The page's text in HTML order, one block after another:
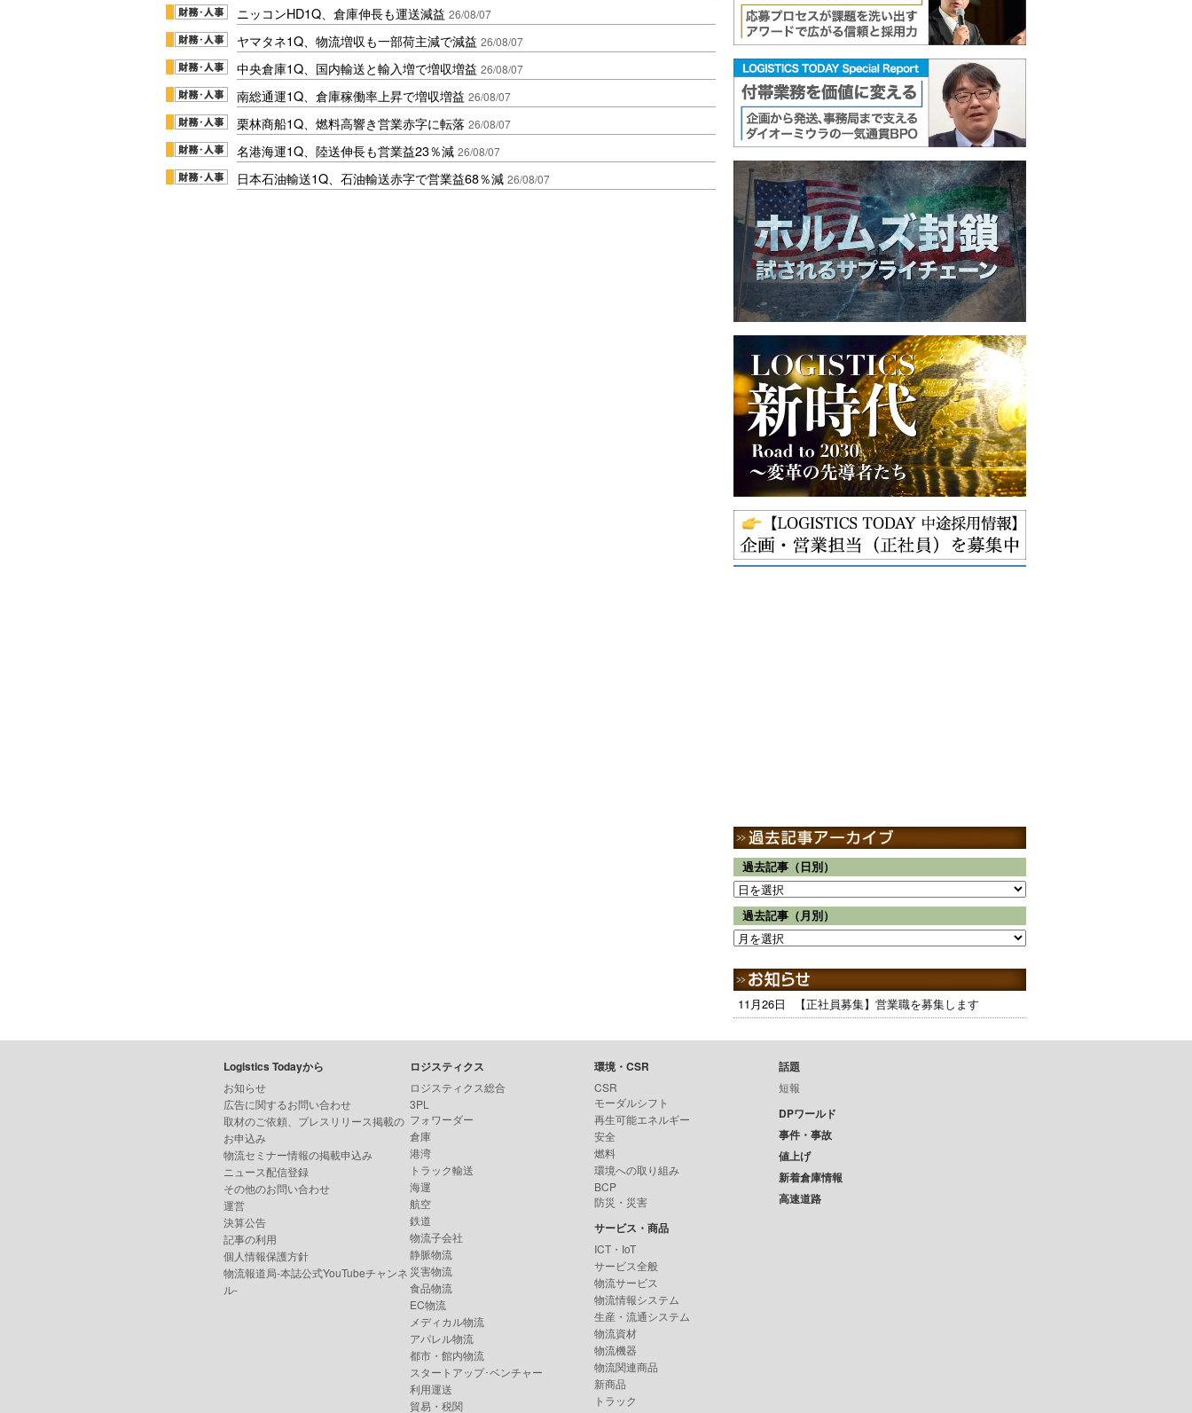
ニッコンHD1Q、倉庫伸長も運送減益 26/08/07
ヤマタネ1Q、物流増収も一部荷主減で減益 26/08/07
中央倉庫1Q、国内輸送と輸入増で増収増益 26/08/07
南総通運1Q、倉庫稼働率上昇で増収増益 26/08/07
栗林商船1Q、燃料高響き営業赤字に転落 26/08/07
名港海運1Q、陸送伸長も営業益23％減 26/08/07
日本石油輸送1Q、石油輸送赤字で営業益68％減 26/08/07
過去記事（日別）
過去記事（月別）
11月26日 【正社員募集】営業職を募集します
Logistics Todayから
お知らせ
広告に関するお問い合わせ
取材のご依頼、プレスリリース掲載の
お申込み
物流セミナー情報の掲載申込み
ニュース配信登録
その他のお問い合わせ
運営
決算公告
記事の利用
個人情報保護方針
物流報道局-本誌公式YouTubeチャンネ
ル-
ロジスティクス
ロジスティクス総合
3PL
フォワーダー
倉庫
港湾
トラック輸送
海運
航空
鉄道
物流子会社
静脈物流
災害物流
食品物流
EC物流
メディカル物流
アパレル物流
都市・館内物流
スタートアップ･ベンチャー
利用運送
貿易・税関
環境・CSR
CSR
モーダルシフト
再生可能エネルギー
安全
燃料
環境への取り組み
BCP
防災・災害
サービス・商品
ICT・IoT
サービス全般
物流サービス
物流情報システム
生産・流通システム
物流資材
物流機器
物流関連商品
新商品
トラック
話題
短報
DPワールド
事件・事故
値上げ
新着倉庫情報
高速道路